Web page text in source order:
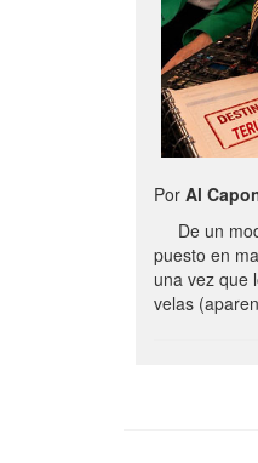
Por Al
De un
puesto en
una vez que
velas